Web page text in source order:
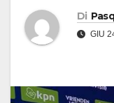
Di
GIU